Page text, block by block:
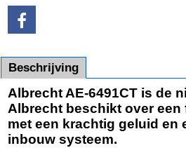
Beschrijving
Albrecht AE-6491CT is de
Albrecht beschikt over
met een krachtig geluid en
inbouw systeem.